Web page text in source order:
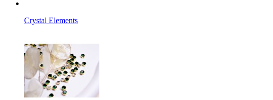
Crystal Elements